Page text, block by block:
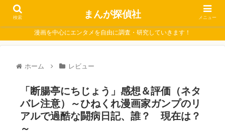
漫画を中心にエンタメを自由に調査・研究していきます！
ホーム レビュー
「断腸亭にちじょう」感想＆評価（ネタ
バレ注意）～ひねくれ漫画家ガンプのリ
アルで過酷な闘病日記、誰？ 現在は？
～
検索 まんが探偵社 メニュー